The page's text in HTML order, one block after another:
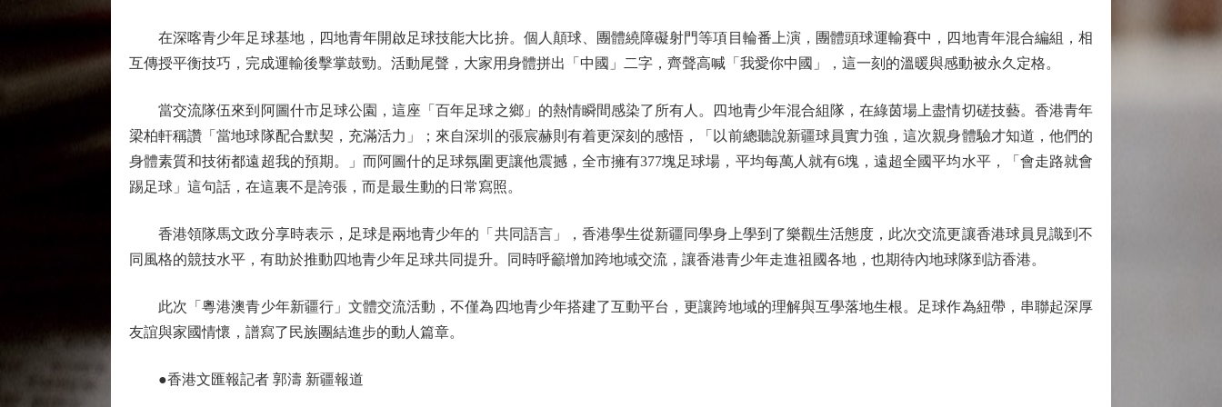
在深喀青少年足球基地，四地青年開啟足球技能大比拚。個人顛球、團體繞障礙射門等項目輪番上演，團體頭球運輸賽中，四地青年混合編組，相
互傳授平衡技巧，完成運輸後擊掌鼓勁。活動尾聲，大家用身體拼出「中國」二字，齊聲高喊「我愛你中國」，這一刻的溫暖與感動被永久定格。
當交流隊伍來到阿圖什市足球公園，這座「百年足球之鄉」的熱情瞬間感染了所有人。四地青少年混合組隊，在綠茵場上盡情切磋技藝。香港青年
梁柏軒稱讚「當地球隊配合默契，充滿活力」；來自深圳的張宸赫則有着更深刻的感悟，「以前總聽說新疆球員實力強，這次親身體驗才知道，他們的
身體素質和技術都遠超我的預期。」而阿圖什的足球氛圍更讓他震撼，全市擁有377塊足球場，平均每萬人就有6塊，遠超全國平均水平，「會走路就會
踢足球」這句話，在這裏不是誇張，而是最生動的日常寫照。
香港領隊馬文政分享時表示，足球是兩地青少年的「共同語言」，香港學生從新疆同學身上學到了樂觀生活態度，此次交流更讓香港球員見識到不
同風格的競技水平，有助於推動四地青少年足球共同提升。同時呼籲增加跨地域交流，讓香港青少年走進祖國各地，也期待內地球隊到訪香港。
此次「粵港澳青少年新疆行」文體交流活動，不僅為四地青少年搭建了互動平台，更讓跨地域的理解與互學落地生根。足球作為紐帶，串聯起深厚
友誼與家國情懷，譜寫了民族團結進步的動人篇章。
●香港文匯報記者 郭濤 新疆報道